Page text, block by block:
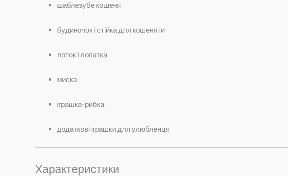
шаблезубе кошеня
будиночок і стійка для кошеняти
лоток і лопатка
миска
іграшка-рибка
додаткові іграшки для улюбленця
Характеристики